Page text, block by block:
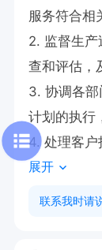
服务符合相
2. 监督生产
查和评估，
3. 协调各
计划的执行
4. 处理客户
并制定纠正
展开
联系我时请